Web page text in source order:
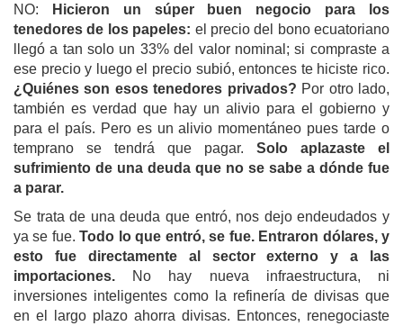
NO:
H icieron un súper buen negocio para los
tenedores de los papeles: el precio del bono ecuatoriano
llegó a tan solo un 33% del valor nominal; si compraste a
ese precio y luego el precio subió, entonces te hiciste rico.
¿Quiénes son esos tenedores privados? Por otro lado,
también es verdad que hay un alivio para el gobierno y
para el país. Pero es un alivio momentáneo pues tarde o
temprano se tendrá que pagar. Solo aplazaste el
sufrimiento de una deuda que no se sabe a dónde fue
a parar.
Se trata de una deuda que entró, nos dejo endeudados y
ya se fue. Todo lo que entró, se fue. Entraron dólares, y
esto fue directamente al sector externo y a las
importaciones. No hay nueva infraestructura, ni
inversiones inteligentes como la refinería de divisas que
en el largo plazo ahorra divisas. Entonces, renegociaste